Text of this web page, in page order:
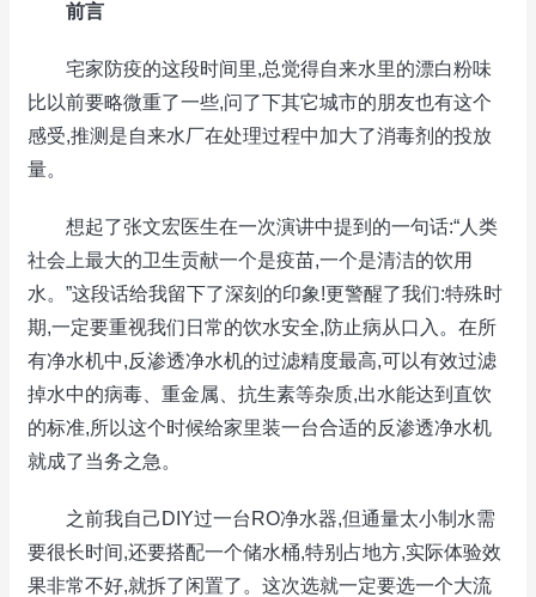
前言
宅家防疫的这段时间里,总觉得自来水里的漂白粉味
比以前要略微重了一些,问了下其它城市的朋友也有这个
感受,推测是自来水厂在处理过程中加大了消毒剂的投放
量。
想起了张文宏医生在一次演讲中提到的一句话:“人类
社会上最大的卫生贡献一个是疫苗,一个是清洁的饮用
水。”这段话给我留下了深刻的印象!更警醒了我们:特殊时
期,一定要重视我们日常的饮水安全,防止病从口入。在所
有净水机中,反渗透净水机的过滤精度最高,可以有效过滤
掉水中的病毒、重金属、抗生素等杂质,出水能达到直饮
的标准,所以这个时候给家里装一台合适的反渗透净水机
就成了当务之急。
之前我自己DIY过一台RO净水器,但通量太小制水需
要很长时间,还要搭配一个储水桶,特别占地方,实际体验效
果非常不好,就拆了闲置了。这次选就一定要选一个大流